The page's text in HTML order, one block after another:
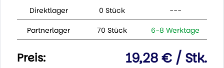
Direktlager 0 Stück ---
Partnerlager 70 Stück 6-8 Werktage
Preis: 19,28 € / Stk.